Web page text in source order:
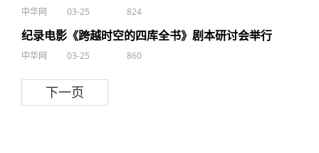
中华网 03-25 824
纪录电影《跨越时空的四库全书》剧本研讨会举行
中华网 03-25 860
下一页